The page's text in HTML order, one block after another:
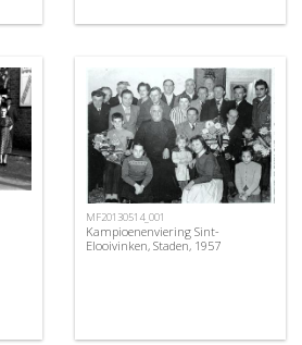
MF20130514_001
Kampioenenviering Sint-
Elooivinken, Staden, 1957